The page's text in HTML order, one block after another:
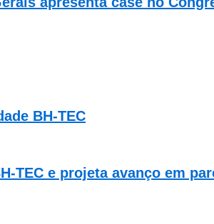
BH-TEC
TEC e projeta avanço em